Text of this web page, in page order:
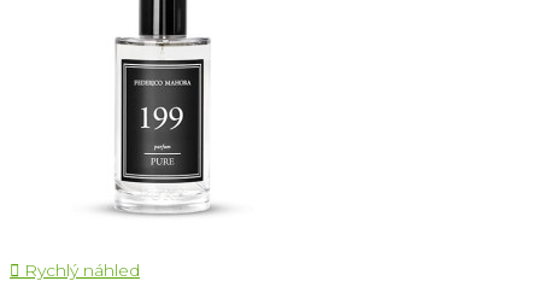
 Rychlý náhled